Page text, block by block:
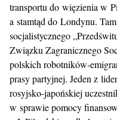
transportu do więzienia w
a stamtąd do Londynu.
socjalistycznego
Związku Zagranicznego
polskich robotników-
prasy partyjnej. Jeden z
rosyjsko-japońskiej
w sprawie pomocy